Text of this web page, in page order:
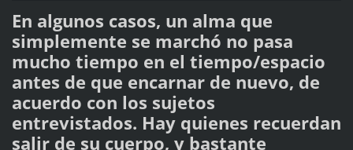
En algunos casos, un alma que
simplemente se marchó no pasa
mucho tiempo en el tiempo/espacio
antes de que encarnar de nuevo, de
acuerdo con los sujetos
entrevistados. Hay quienes recuerdan
salir de su cuerpo, y bastante